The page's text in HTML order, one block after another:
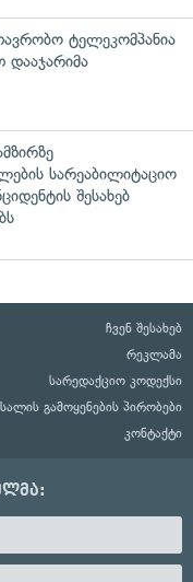
ტელეკომპანია
სარეაბილიტაციო
შესახებ
ჩვენ შესახებ
რეკლამა
სარედაქციო კოდექსი
გამოყენების პირობები
კონტაქტი